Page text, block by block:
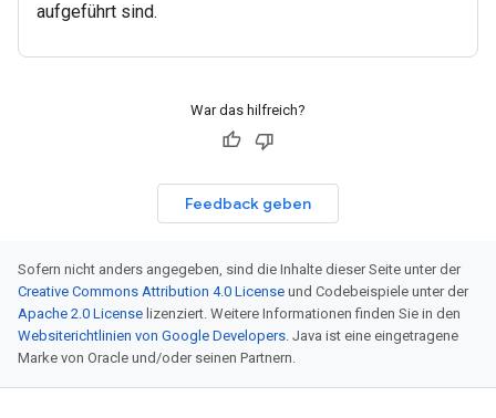
aufgeführt sind.
War das hilfreich?
Feedback geben
Sofern nicht anders angegeben, sind die Inhalte dieser Seite unter der
Creative Commons Attribution 4.0 License und Codebeispiele unter der
Apache 2.0 License lizenziert. Weitere Informationen finden Sie in den
Websiterichtlinien von Google Developers. Java ist eine eingetragene
Marke von Oracle und/oder seinen Partnern.